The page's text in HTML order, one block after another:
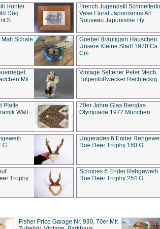
Hunter
Dog
S
French Jugendstil
Vase Floral Japonismus Art
Nouveau Japonisme Fly
Schale
Goebel Bräutigam Häuschen
Unsere Kleine Stadt 1970 Ca.
Cm
Mit
Vintage Seltener Peter Mech.
Tulpenfußwecker Rechteckig
Platte
Wall
70er Jahre Glas Bierglas
Olympiade 1972 München
G
Ungerades 6 Ender
Roe Deer Trophy 160 G
Trophy
Schönes 6 Ender Rehgeweih
Roe Deer Trophy 254 G
Fisher Price Garage Nr. 930, 70er Mit